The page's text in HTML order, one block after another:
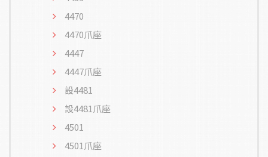
4470
4470爪座
4447
4447爪座
設4481
設4481爪座
4501
4501爪座